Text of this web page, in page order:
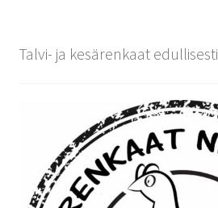
Talvi- ja kesärenkaat edullisesti